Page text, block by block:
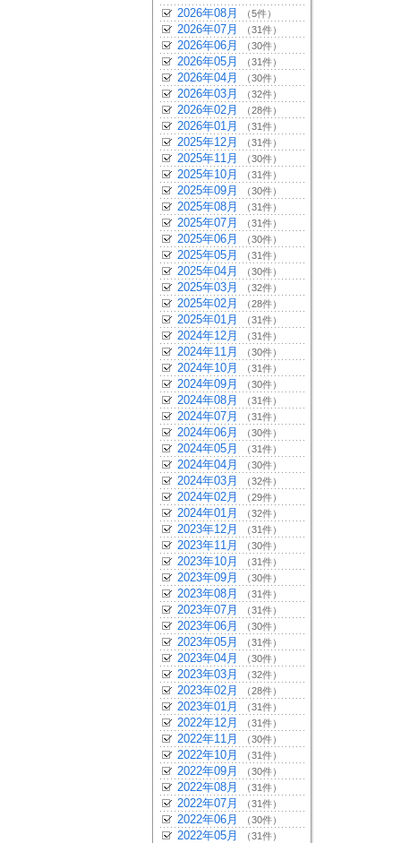
2026年08月 （5件）
2026年07月 （31件）
2026年06月 （30件）
2026年05月 （31件）
2026年04月 （30件）
2026年03月 （32件）
2026年02月 （28件）
2026年01月 （31件）
2025年12月 （31件）
2025年11月 （30件）
2025年10月 （31件）
2025年09月 （30件）
2025年08月 （31件）
2025年07月 （31件）
2025年06月 （30件）
2025年05月 （31件）
2025年04月 （30件）
2025年03月 （32件）
2025年02月 （28件）
2025年01月 （31件）
2024年12月 （31件）
2024年11月 （30件）
2024年10月 （31件）
2024年09月 （30件）
2024年08月 （31件）
2024年07月 （31件）
2024年06月 （30件）
2024年05月 （31件）
2024年04月 （30件）
2024年03月 （32件）
2024年02月 （29件）
2024年01月 （32件）
2023年12月 （31件）
2023年11月 （30件）
2023年10月 （31件）
2023年09月 （30件）
2023年08月 （31件）
2023年07月 （31件）
2023年06月 （30件）
2023年05月 （31件）
2023年04月 （30件）
2023年03月 （32件）
2023年02月 （28件）
2023年01月 （31件）
2022年12月 （31件）
2022年11月 （30件）
2022年10月 （31件）
2022年09月 （30件）
2022年08月 （31件）
2022年07月 （31件）
2022年06月 （30件）
2022年05月 （31件）